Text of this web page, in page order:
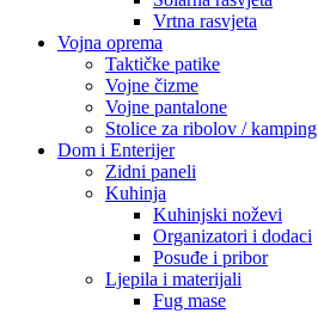
Vrtna rasvjeta
Vojna oprema
Taktičke patike
Vojne čizme
Vojne pantalone
Stolice za ribolov / kamping
Dom i Enterijer
Zidni paneli
Kuhinja
Kuhinjski noževi
Organizatori i dodaci
Posuđe i pribor
Ljepila i materijali
Fug mase